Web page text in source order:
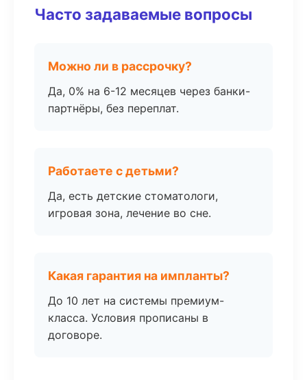
Часто задаваемые вопросы
Можно ли в рассрочку?
Да, 0% на 6-12 месяцев через банки-
партнёры, без переплат.
Работаете с детьми?
Да, есть детские стоматологи,
игровая зона, лечение во сне.
Какая гарантия на импланты?
До 10 лет на системы премиум-
класса. Условия прописаны в
договоре.